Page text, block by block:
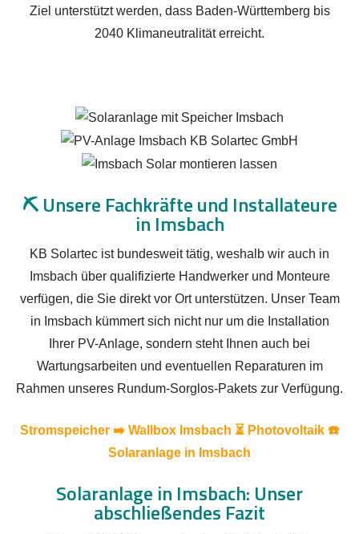
Ziel unterstützt werden, dass Baden-Württemberg bis
2040 Klimaneutralität erreicht.
⛏️Unsere Fachkräfte und Installateure
in Imsbach
KB Solartec ist bundesweit tätig, weshalb wir auch in
Imsbach über qualifizierte Handwerker und Monteure
verfügen, die Sie direkt vor Ort unterstützen. Unser Team
in Imsbach kümmert sich nicht nur um die Installation
Ihrer PV-Anlage, sondern steht Ihnen auch bei
Wartungsarbeiten und eventuellen Reparaturen im
Rahmen unseres Rundum-Sorglos-Pakets zur Verfügung.
Stromspeicher ➡️ Wallbox Imsbach ⏳ Photovoltaik ☎️
Solaranlage in Imsbach
Solaranlage in Imsbach: Unser
abschließendes Fazit